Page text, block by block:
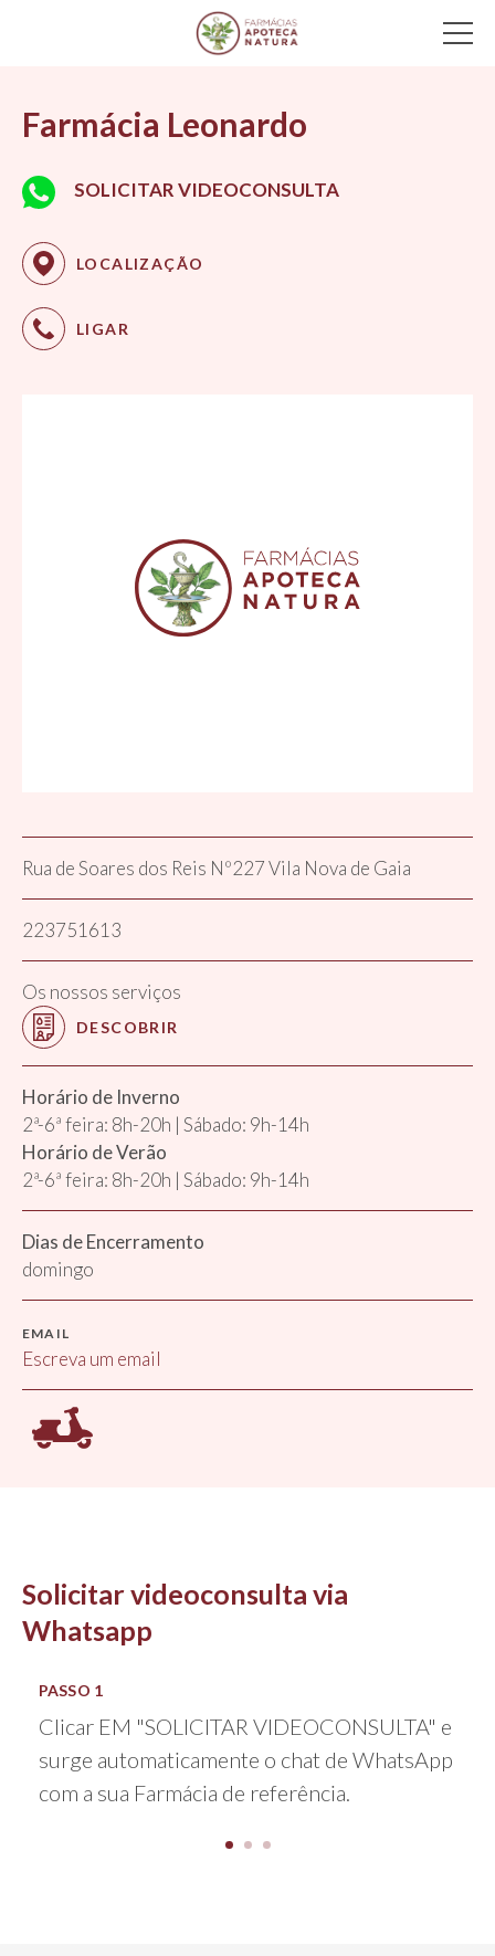
Main Navigation
Rua de Soares dos Reis Nº227 Vila Nova de Gaia
223751613
Os nossos serviços
DESCOBRIR
Horário de Inverno
2ª-6ª feira: 8h-20h | Sábado: 9h-14h
Horário de Verão
2ª-6ª feira: 8h-20h | Sábado: 9h-14h
Dias de Encerramento
domingo
EMAIL
Escreva um email
Farmácia Leonardo
SOLICITAR VIDEOCONSULTA
LOCALIZAÇÃO
LIGAR
Solicitar videoconsulta via
Whatsapp
PASSO 1
Clicar EM "SOLICITAR VIDEOCONSULTA" e
surge automaticamente o chat de WhatsApp
com a sua Farmácia de referência.